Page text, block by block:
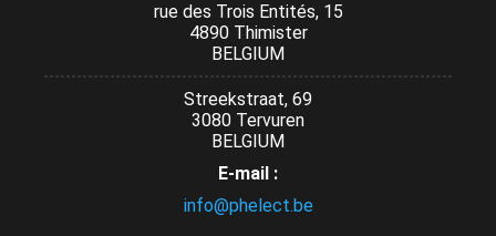
rue des Trois Entités, 15
4890 Thimister
BELGIUM
Streekstraat, 69
3080 Tervuren
BELGIUM
E-mail :
info@phelect.be